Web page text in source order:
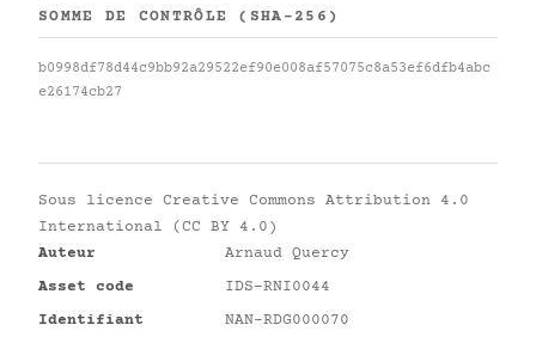
SOMME DE CONTRÔLE (SHA-256)
b0998df78d44c9bb92a29522ef90e008af57075c8a53ef6dfb4abc
e26174cb27
Sous licence Creative Commons Attribution 4.0
International (CC BY 4.0)
Auteur
Arnaud Quercy
Asset code
IDS-RNI0044
Identifiant
NAN-RDG000070